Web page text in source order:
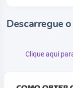
Descarregue
Clique aqui